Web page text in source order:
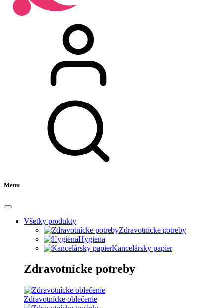
Menu
Všetky produkty
Zdravotnícke potreby
Hygiena
Kancelársky papier
Zdravotnícke potreby
Zdravotnícke oblečenie